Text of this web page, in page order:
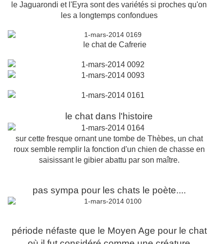
le Jaguarondi et l'Eyra sont des variétés si proches qu'on
les a longtemps confondues
le chat de Cafrerie
le chat dans l'histoire
sur cette fresque ornant une tombe de Thèbes, un chat
roux semble remplir la fonction d'un chien de chasse en
saisissant le gibier abattu par son maître.
pas sympa pour les chats le poète....
période néfaste que le Moyen Age pour le chat